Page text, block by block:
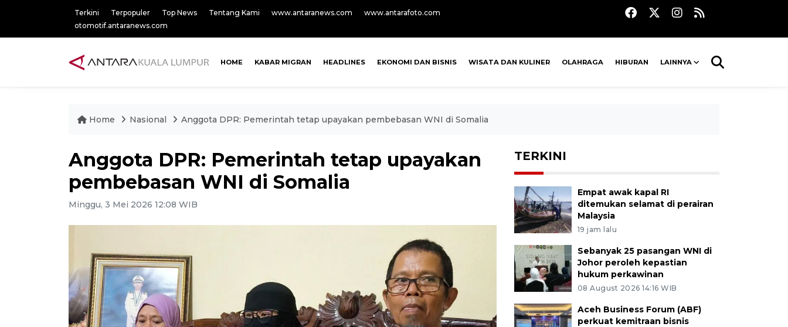
Terkini Terpopuler Top News Tentang Kami www.antaranews.com
www.antarafoto.com
otomotif.antaranews.com
HOME KABAR MIGRAN HEADLINES EKONOMI DAN BISNIS WISATA DAN KULINER OLAHRAGA HIBURAN LAINNYA
Home Nasional Anggota DPR: Pemerintah tetap upayakan pembebasan WNI di Somalia
Anggota DPR: Pemerintah tetap upayakan
pembebasan WNI di Somalia
Minggu, 3 Mei 2026 12:08 WIB
TERKINI
Empat awak kapal RI
ditemukan selamat di perairan
Malaysia
19 jam lalu
Sebanyak 25 pasangan WNI di
Johor peroleh kepastian
hukum perkawinan
08 August 2026 14:16 WIB
Aceh Business Forum (ABF)
perkuat kemitraan bisnis